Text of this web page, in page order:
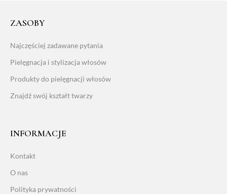
ZASOBY
Najczęściej zadawane pytania
Pielęgnacja i stylizacja włosów
Produkty do pielęgnacji włosów
Znajdź swój kształt twarzy
INFORMACJE
Kontakt
O nas
Polityka prywatności